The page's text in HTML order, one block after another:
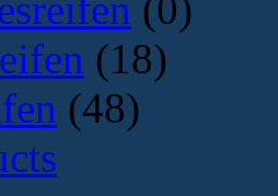
(0)
(18)
(48)